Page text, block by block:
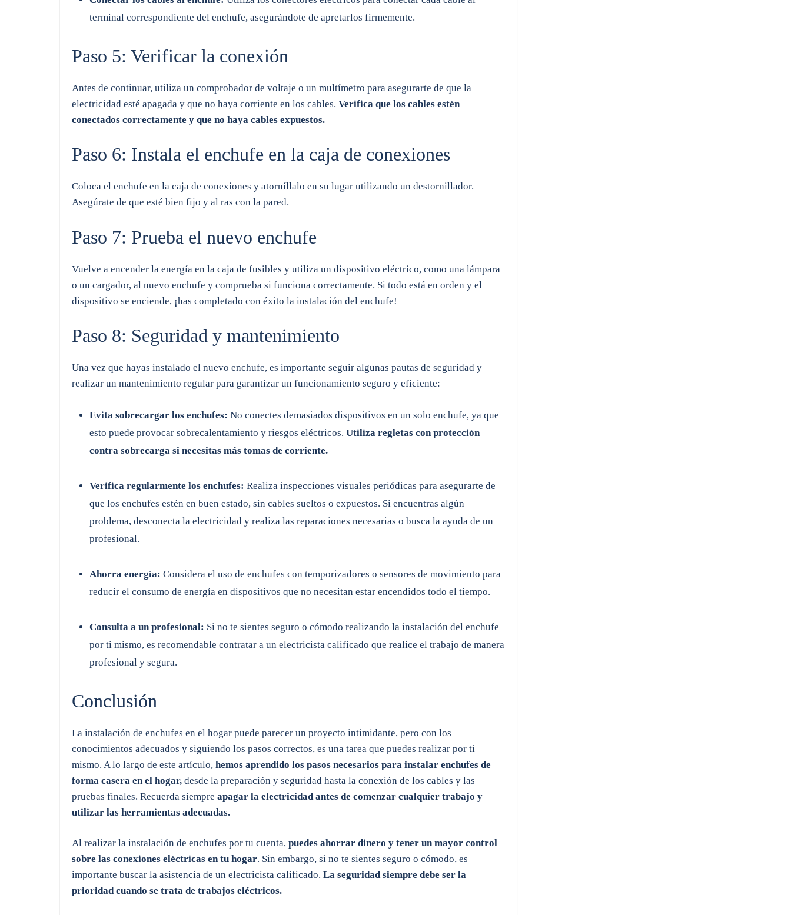
terminal correspondiente del enchufe, asegurándote de apretarlos firmemente.
Paso 5: Verificar la conexión
Antes de continuar, utiliza un comprobador de voltaje o un multímetro para asegurarte de que la
electricidad esté apagada y que no haya corriente en los cables. Verifica que los cables estén
conectados correctamente y que no haya cables expuestos.
Paso 6: Instala el enchufe en la caja de conexiones
Coloca el enchufe en la caja de conexiones y atorníllalo en su lugar utilizando un destornillador.
Asegúrate de que esté bien fijo y al ras con la pared.
Paso 7: Prueba el nuevo enchufe
Vuelve a encender la energía en la caja de fusibles y utiliza un dispositivo eléctrico, como una lámpara
o un cargador, al nuevo enchufe y comprueba si funciona correctamente. Si todo está en orden y el
dispositivo se enciende, ¡has completado con éxito la instalación del enchufe!
Paso 8: Seguridad y mantenimiento
Una vez que hayas instalado el nuevo enchufe, es importante seguir algunas pautas de seguridad y
realizar un mantenimiento regular para garantizar un funcionamiento seguro y eficiente:
Evita sobrecargar los enchufes: No conectes demasiados dispositivos en un solo enchufe, ya que
esto puede provocar sobrecalentamiento y riesgos eléctricos. Utiliza regletas con protección
contra sobrecarga si necesitas más tomas de corriente.
Verifica regularmente los enchufes: Realiza inspecciones visuales periódicas para asegurarte de
que los enchufes estén en buen estado, sin cables sueltos o expuestos. Si encuentras algún
problema, desconecta la electricidad y realiza las reparaciones necesarias o busca la ayuda de un
profesional.
Ahorra energía: Considera el uso de enchufes con temporizadores o sensores de movimiento para
reducir el consumo de energía en dispositivos que no necesitan estar encendidos todo el tiempo.
Consulta a un profesional: Si no te sientes seguro o cómodo realizando la instalación del enchufe
por ti mismo, es recomendable contratar a un electricista calificado que realice el trabajo de manera
profesional y segura.
Conclusión
La instalación de enchufes en el hogar puede parecer un proyecto intimidante, pero con los
conocimientos adecuados y siguiendo los pasos correctos, es una tarea que puedes realizar por ti
mismo. A lo largo de este artículo, hemos aprendido los pasos necesarios para instalar enchufes de
forma casera en el hogar, desde la preparación y seguridad hasta la conexión de los cables y las
pruebas finales. Recuerda siempre apagar la electricidad antes de comenzar cualquier trabajo y
utilizar las herramientas adecuadas.
Al realizar la instalación de enchufes por tu cuenta, puedes ahorrar dinero y tener un mayor control
sobre las conexiones eléctricas en tu hogar. Sin embargo, si no te sientes seguro o cómodo, es
importante buscar la asistencia de un electricista calificado. La seguridad siempre debe ser la
prioridad cuando se trata de trabajos eléctricos.